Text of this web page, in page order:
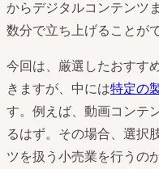
からデジタルコンテンツ
数分で立ち上げることが
今回は、厳選したおすす
きますが、中には特定の
す。例えば、動画コンテ
るはず。その場合、選択
ツを扱う小売業を行うの